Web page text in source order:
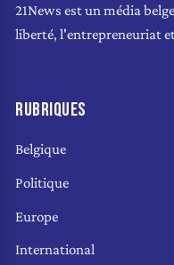
21News est un média
liberté, l'entrepreneuriat
RUBRIQUES
Belgique
Politique
Europe
International